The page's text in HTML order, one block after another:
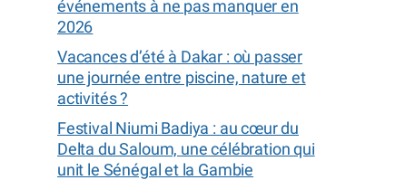
événements à ne pas manquer en
2026
Vacances d’été à Dakar : où passer
une journée entre piscine, nature et
activités ?
Festival Niumi Badiya : au cœur du
Delta du Saloum, une célébration qui
unit le Sénégal et la Gambie